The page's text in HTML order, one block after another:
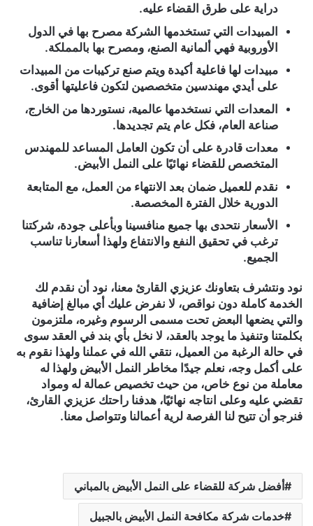
دراية على طرق القضاء عليه.
المبيدات التي تستخدمها الشركة مصرح بها في الدول
الأوروبية فهي ألمانية الصنع، ومصرح بها بالمملكة.
مبيدات لها فاعلية أكيدة ويتم صنع تركيبات من المبيدات
على أيدي مهندسين متخصصين لتكون فاعليتها أقوى.
المعدات التي نستخدمها عالمية، نستوردها من الخارج،
صناعة العام، فكل عام يتم تجديدها.
معدات قادرة على أن تكون العامل المساعد للمهندس
المتخصص للقضاء نهائيًا على النمل الأبيض.
نقدم للعميل ضمان بعد الانتهاء من العمل، مع المتابعة
الدورية خلال الفترة المخصصة.
الأسعار نتحدى بها جميع منافسينا وبأعلى جودة، شركتنا
ترغب في تحقيق النفع والانتفاع ولهذا أسعارنا تناسب
الجميع.
نود ونتشرف بتعاونك عزيزي القارئ معنا، نود أن نقدم لك
الخدمة كاملة دون نواقص، لا نفرض عليك أي مبالغ إضافية
والتي يضعها البعض تحت مسمى الرسوم وغيره، ملتزمون
بكلمتنا وتنفيذ ما يوجد بالعقد، لا نخل بأي بند في العقد سوى
في حالة الرغبة من العميل، نتقي الله في عملنا ولهذا نقوم به
على أكمل وجه، نعلم جيدًا مخاطر النمل الأبيض ولهذا له
معاملة من نوع خاص، من حيث تخصيص عمالة له ومواد
تقضي عليه وعلى انتاجه نهائيًا، هدفنا راحتك عزيزي القارئ،
فنرجو أن تتيح لنا الفرصة لرية أعمالنا وتتواصل معنا.
أفضل شركة للقضاء على النمل الأبيض بالمباني
خدمات شركة مكافحة النمل الأبيض بالجبيل